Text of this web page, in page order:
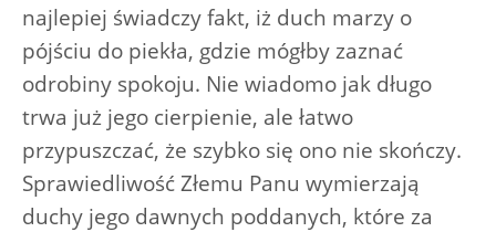
najlepiej świadczy fakt, iż duch marzy o
pójściu do piekła, gdzie mógłby zaznać
odrobiny spokoju. Nie wiadomo jak długo
trwa już jego cierpienie, ale łatwo
przypuszczać, że szybko się ono nie skończy.
Sprawiedliwość Złemu Panu wymierzają
duchy jego dawnych poddanych, które za